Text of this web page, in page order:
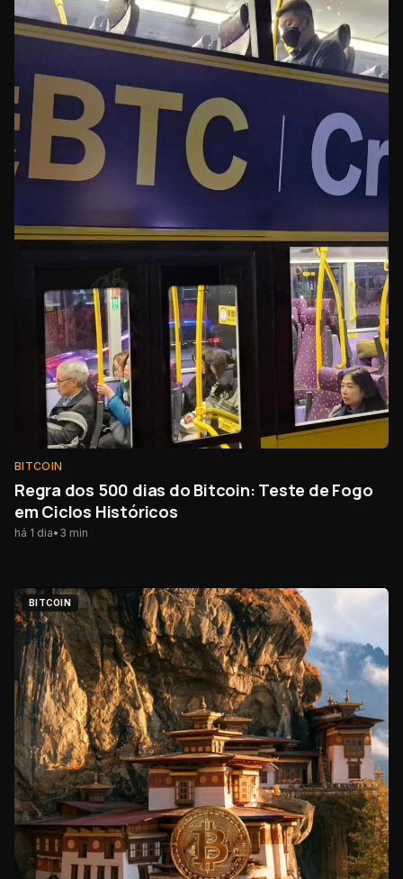
BITCOIN
Regra dos 500 dias do Bitcoin: Teste de Fogo
em Ciclos Históricos
há 1 dia• 3 min
BITCOIN